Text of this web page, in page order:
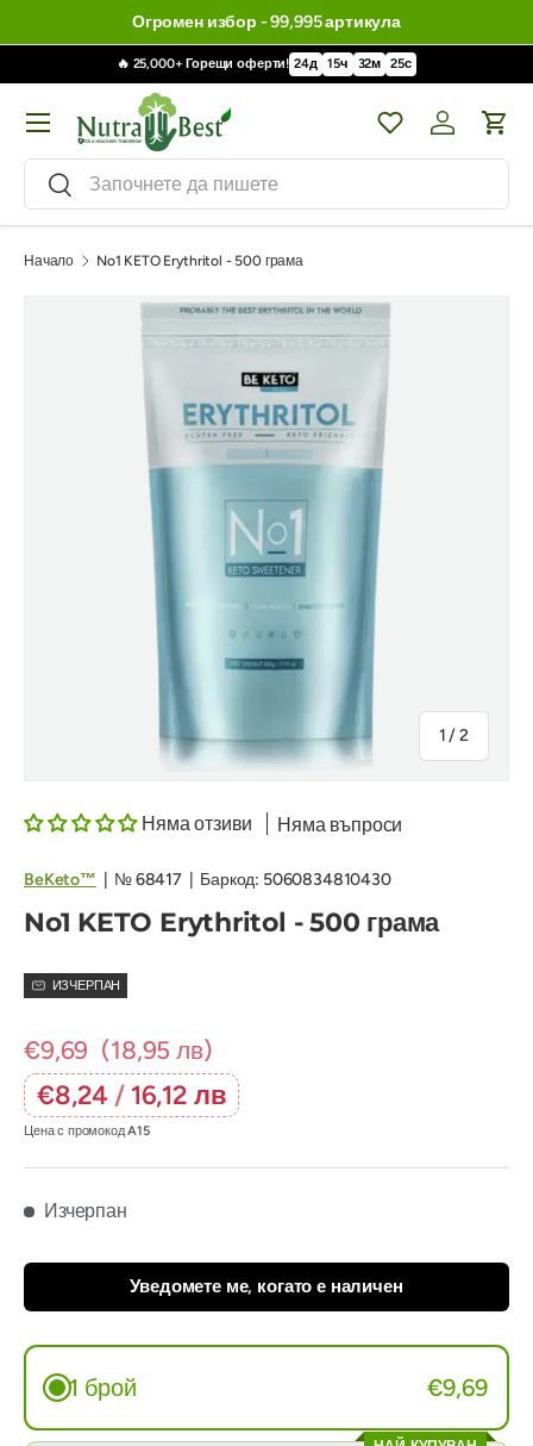
Огромен избор - 99,995 артикула
🔥 25,000+ Горещи оферти! 24д 15ч 32м 24с
Търсене
Търсене
WishlistВлизане /
Меню
Начало No1 KETO Erythritol - 500 грама
1 /на
2
Няма отзиви Няма въпроси
BeKeto™ №68417 Баркод: 5060834810430
No1 KETO Erythritol - 500 грама
ИЗЧЕРПАН
€9,69 (18,95 лв)
€8,24 / 16,12 лв
Цена с промокодA15
Изчерпан
Уведомете ме, когато е наличен
1 брой €9,69